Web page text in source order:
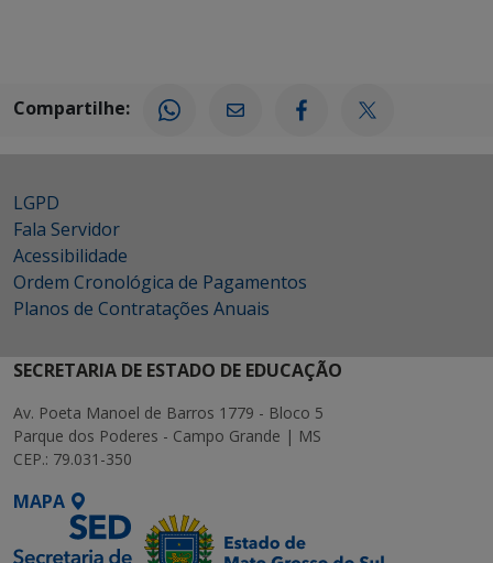
Compartilhe:
LGPD
Fala Servidor
Acessibilidade
Ordem Cronológica de Pagamentos
Planos de Contratações Anuais
SECRETARIA DE ESTADO DE EDUCAÇÃO
Av. Poeta Manoel de Barros 1779 - Bloco 5
Parque dos Poderes - Campo Grande | MS
CEP.: 79.031-350
MAPA